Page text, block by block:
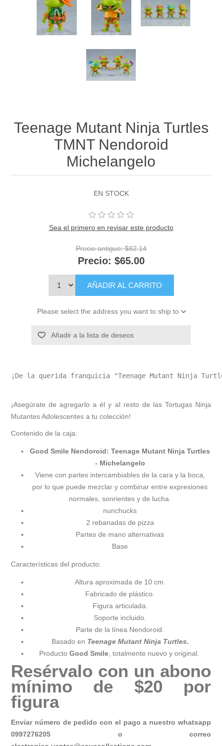
Teenage Mutant Ninja Turtles
TMNT Nendoroid
Michelangelo
EN STOCK
Sea el primero en revisar este producto
Precio antiguo: $82.14
Precio: $65.00
AÑADIR AL CARRITO
Please select the address you want to ship to
Añadir a la lista de deseos
¡De la querida franquicia "Teenage Mutant Ninja
¡Asegúrate de agregarlo a él y al resto de las Tortugas Ninja
Mutantes Adolescentes a tu colección!
Contenido de la caja:
Good Smile Nendoroid: Teenage Mutant Ninja Turtles
- Michelangelo
Viene con partes intercambiables de la cara y la boca,
por lo que puede mezclar y combinar entre expresiones
normales, sonrientes y de lucha.
nunchucks
2 rebanadas de pizza
Partes de mano alternativas
Base
Características del producto:
Altura aproximada de 10 cm.
Fabricado de plástico.
Figura articulada.
Soporte incluido.
Parte de la línea Nendoroid.
Basado en Teenage Mutant Ninja Turtles.
Producto Good Smile, totalmente nuevo y original.
Resérvalo con un abono
mínimo de $20 por
figura
Enviar número de pedido con el pago a nuestro whatsapp
0997276205 o correo